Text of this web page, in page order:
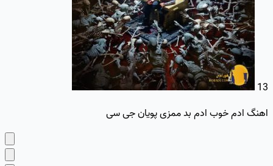
13
اهنگ ادم خوب ادم بد ممزی پویان جی سی